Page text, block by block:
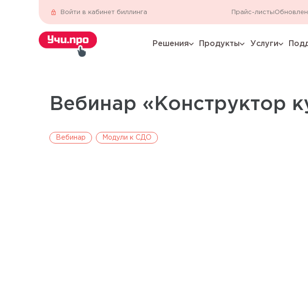
Войти в кабинет биллинга Прайс-листы
Решенияexpand_more Продуктыexpand_more Услугиexpand_more
Вебинар «Конструктор
Вебинар Модули к СДО